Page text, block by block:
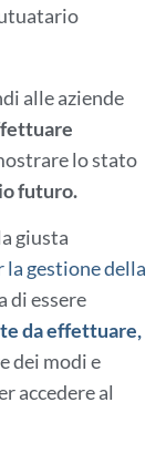
alle aziende
lo stato
futuro.
giusta
gestione della
di essere
da effettuare,
dei modi e
accedere al